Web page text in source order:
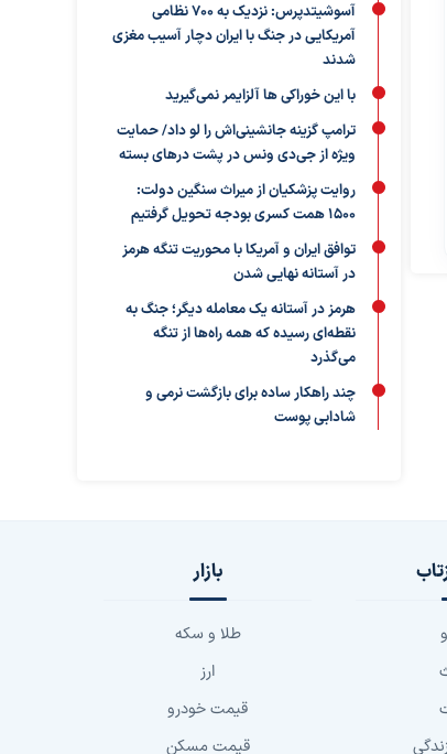
آسوشیتدپرس: نزدیک به ۷۰۰ نظامی
آمریکایی در جنگ با ایران دچار آسیب مغزی
شدند
با این خوراکی ها آلزایمر نمی‌گیرید
ترامپ گزینه جانشینی‌اش را لو داد/ حمایت
ویژه از جی‌دی ونس در پشت درهای بسته
روایت پزشکیان از میراث سنگین دولت:
۱۵۰۰ همت کسری بودجه تحویل گرفتیم
توافق ایران و آمریکا با محوریت تنگه هرمز
در آستانه نهایی شدن
هرمز در آستانه یک معامله دیگر؛ جنگ به
نقطه‌ای رسیده که همه راه‌ها از تنگه
می‌گذرد
چند راهکار ساده برای بازگشت نرمی و
شادابی پوست
بازار
طلا و سکه
ارز
قیمت خودرو
قیمت مسکن